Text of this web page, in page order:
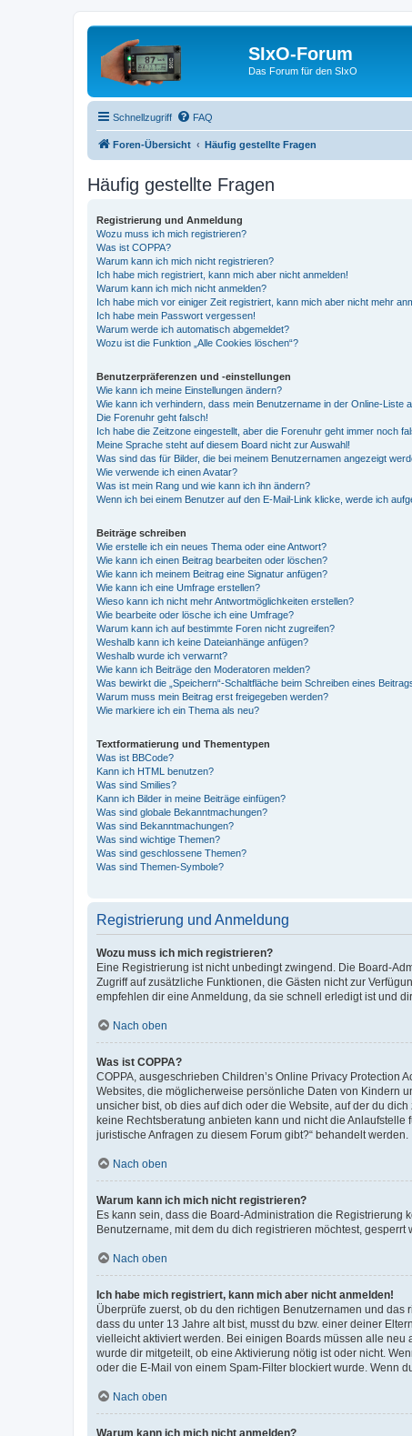
SIxO-Forum
Das Forum für den SIxO
Schnellzugriff FAQ
Foren-Übersicht Häufig gestellte Fragen
Häufig gestellte Fragen
Registrierung und Anmeldung
Wozu muss ich mich registrieren?
Was ist COPPA?
Warum kann ich mich nicht registrieren?
Ich habe mich registriert, kann mich aber nicht anmelden!
Warum kann ich mich nicht anmelden?
Ich habe mich vor einiger Zeit registriert, kann mich aber nicht mehr
Ich habe mein Passwort vergessen!
Warum werde ich automatisch abgemeldet?
Wozu ist die Funktion „Alle Cookies löschen“?
Benutzerpräferenzen und -einstellungen
Wie kann ich meine Einstellungen ändern?
Wie kann ich verhindern, dass mein Benutzername in der Online-Liste
Die Forenuhr geht falsch!
Ich habe die Zeitzone eingestellt, aber die Forenuhr geht immer noch
Meine Sprache steht auf diesem Board nicht zur Auswahl!
Was sind das für Bilder, die bei meinem Benutzernamen angezeigt
Wie verwende ich einen Avatar?
Was ist mein Rang und wie kann ich ihn ändern?
Wenn ich bei einem Benutzer auf den E-Mail-Link klicke, werde ich
Beiträge schreiben
Wie erstelle ich ein neues Thema oder eine Antwort?
Wie kann ich einen Beitrag bearbeiten oder löschen?
Wie kann ich meinem Beitrag eine Signatur anfügen?
Wie kann ich eine Umfrage erstellen?
Wieso kann ich nicht mehr Antwortmöglichkeiten erstellen?
Wie bearbeite oder lösche ich eine Umfrage?
Warum kann ich auf bestimmte Foren nicht zugreifen?
Weshalb kann ich keine Dateianhänge anfügen?
Weshalb wurde ich verwarnt?
Wie kann ich Beiträge den Moderatoren melden?
Was bewirkt die „Speichern“-Schaltfläche beim Schreiben eines
Warum muss mein Beitrag erst freigegeben werden?
Wie markiere ich ein Thema als neu?
Textformatierung und Thementypen
Was ist BBCode?
Kann ich HTML benutzen?
Was sind Smilies?
Kann ich Bilder in meine Beiträge einfügen?
Was sind globale Bekanntmachungen?
Was sind Bekanntmachungen?
Was sind wichtige Themen?
Was sind geschlossene Themen?
Was sind Themen-Symbole?
Registrierung und Anmeldung
Wozu muss ich mich registrieren?
Eine Registrierung ist nicht unbedingt zwingend. Die Board-
Zugriff auf zusätzliche Funktionen, die Gästen nicht zur
empfehlen dir eine Anmeldung, da sie schnell erledigt ist und
Nach oben
Was ist COPPA?
COPPA, ausgeschrieben Children’s Online Privacy Protection
Websites, die möglicherweise persönliche Daten von Kindern
unsicher bist, ob dies auf dich oder die Website, auf der du
keine Rechtsberatung anbieten kann und nicht die
juristische Anfragen zu diesem Forum gibt?“ behandelt werden.
Nach oben
Warum kann ich mich nicht registrieren?
Es kann sein, dass die Board-Administration die Registrierung
Benutzername, mit dem du dich registrieren möchtest,
Nach oben
Ich habe mich registriert, kann mich aber nicht anmelden!
Überprüfe zuerst, ob du den richtigen Benutzernamen und
dass du unter 13 Jahre alt bist, musst du bzw. einer deiner
vielleicht aktiviert werden. Bei einigen Boards müssen alle
wurde dir mitgeteilt, ob eine Aktivierung nötig ist oder nicht.
oder die E-Mail von einem Spam-Filter blockiert wurde. Wenn
Nach oben
Warum kann ich mich nicht anmelden?